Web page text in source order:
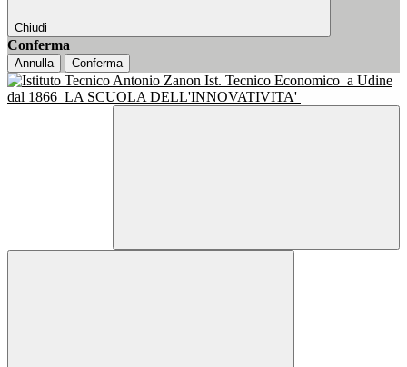
Chiudi
Conferma
Annulla Conferma
Ist. Tecnico Economico a Udine
dal 1866 LA SCUOLA DELL'INNOVATIVITA'